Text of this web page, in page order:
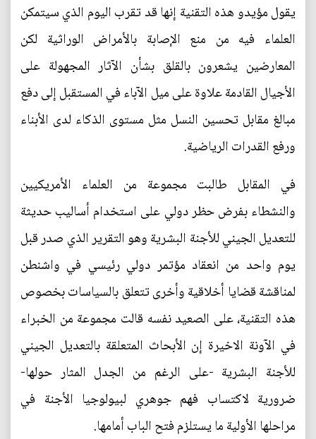
يقول مؤيدو هذه التقنية إنها قد تقرب اليوم الذي سيتمكن
العلماء فيه من منع الإصابة بالأمراض الوراثية لكن
المعارضين يشعرون بالقلق بشأن الآثار المجهولة على
الأجيال القادمة علاوة على ميل الآباء في المستقبل إلى دفع
مبالغ مقابل تحسين النسل مثل مستوى الذكاء لدى الأبناء
ورفع القدرات الرياضية.
في المقابل طالبت مجموعة من العلماء الأمريكيين
والنشطاء بفرض حظر دولي على استخدام أساليب حديثة
للتعديل الجيني للأجنة البشرية وهو التقرير الذي صدر قبل
يوم واحد من انعقاد مؤتمر دولي رئيسي في واشنطن
لمناقشة قضايا أخلاقية وأخرى تتعلق بالسياسات بخصوص
هذه التقنية، على الصعيد نفسه قالت مجموعة من الخبراء
في الآونة الاخيرة إن الأبحاث المتعلقة بالتعديل الجيني
للأجنة البشرية -على الرغم من الجدل المثار حولها-
ضرورية لاكتساب فهم جوهري لبيولوجيا الأجنة في
مراحلها الأولية ما يستلزم فتح الباب أمامها.